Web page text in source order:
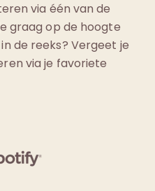
via één van de
graag op de hoogte
de reeks? Vergeet je
via je favoriete